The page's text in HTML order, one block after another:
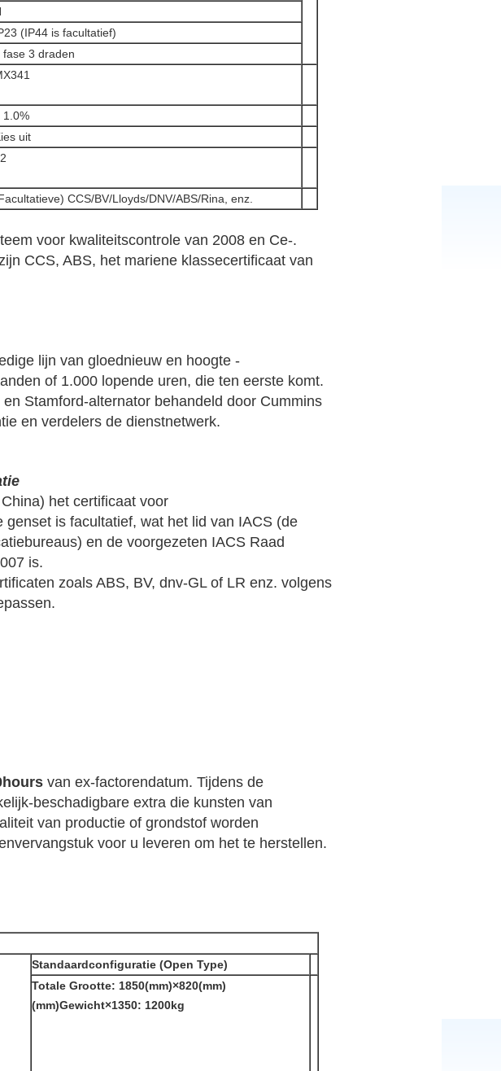
(IP44 is facultatief)
fase 3 draden
1.0%
uit
CCS/BV/Lloyds/DNV/ABS/Rina, enz.
voor kwaliteitscontrole van 2008 en Ce-.
CCS, ABS, het mariene klassecertificaat van
lijn van gloednieuw en hoogte -
of 1.000 lopende uren, die ten eerste komt.
Stamford-alternator behandeld door Cummins
en verdelers de dienstnetwerk.
het certificaat voor
is facultatief, wat het lid van IACS (de
en de voorgezeten IACS Raad
is.
zoals ABS, BV, dnv-GL of LR enz. volgens
van ex-factorendatum. Tijdens de
beschadigbare extra die kunsten van
van productie of grondstof worden
voor u leveren om het te herstellen.
Standaardconfiguratie (Open Type)
Totale Grootte: 1850(mm)×820(mm)
(mm)Gewicht×1350: 1200kg